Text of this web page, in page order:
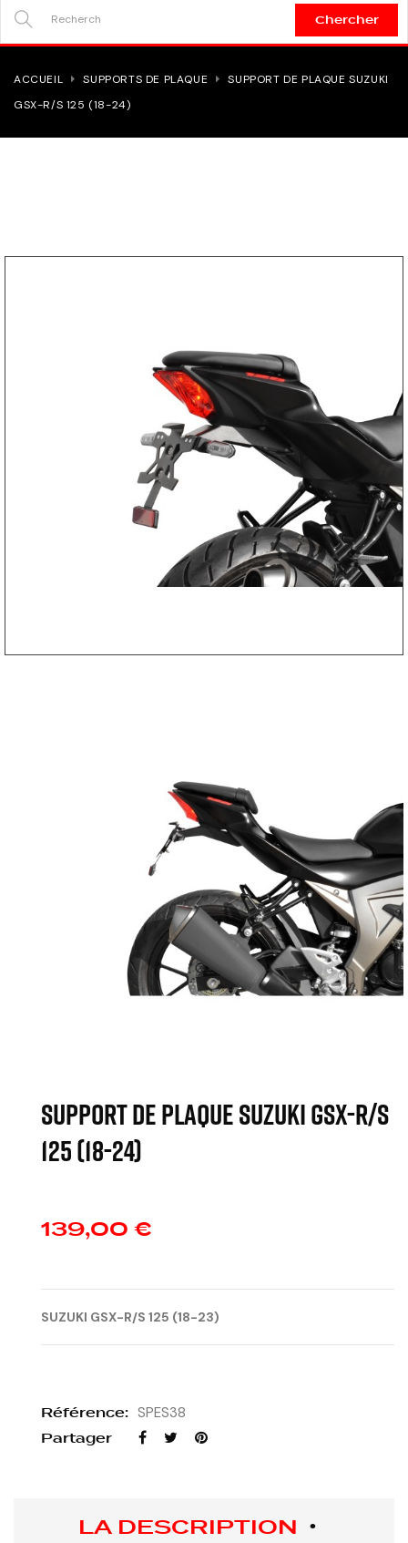
Chercher
ACCUEIL SUPPORTS DE PLAQUE
SUPPORT DE PLAQUE SUZUKI
GSX-R/S 125 (18-24)
SUPPORT DE PLAQUE SUZUKI GSX-R/S
125 (18-24)
139,00 €
SUZUKI GSX-R/S 125 (18-23)
Référence: SPES38
Partager
LA DESCRIPTION